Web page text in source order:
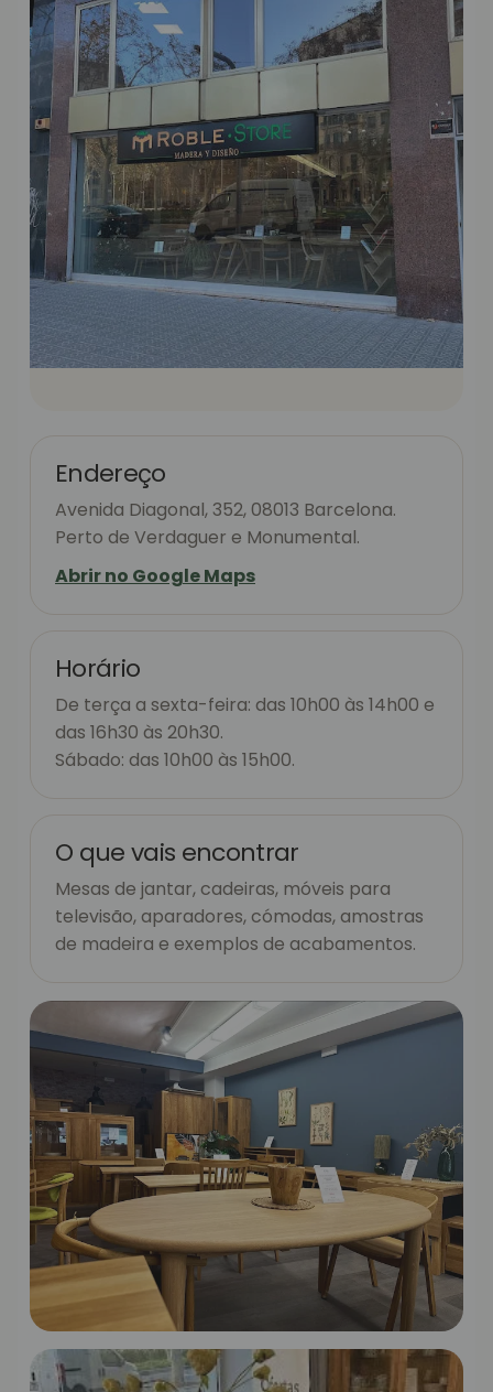
Endereço
Avenida Diagonal, 352, 08013 Barcelona.
Perto de Verdaguer e Monumental.
Abrir no Google Maps
Horário
De terça a sexta-feira: das 10h00 às 14h00 e
das 16h30 às 20h30.
Sábado: das 10h00 às 15h00.
O que vais encontrar
Mesas de jantar, cadeiras, móveis para
televisão, aparadores, cómodas, amostras
de madeira e exemplos de acabamentos.